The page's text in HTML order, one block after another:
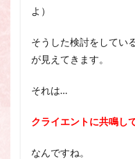
よ）
そうした検討をしてい
が見えてきます。
それは…
クライエントに共鳴し
なんですね。